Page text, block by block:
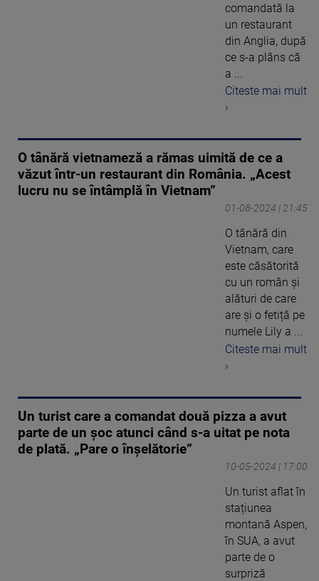
comandată la
un restaurant
din Anglia, după
ce s-a plâns că
a ...
Citeste mai mult
›
O tânără vietnameză a rămas uimită de ce a
văzut într-un restaurant din România. „Acest
lucru nu se întâmplă în Vietnam”
01-08-2024 | 21:45
O tânără din
Vietnam, care
este căsătorită
cu un român și
alături de care
are și o fetiță pe
numele Lily a ...
Citeste mai mult
›
Un turist care a comandat două pizza a avut
parte de un șoc atunci când s-a uitat pe nota
de plată. „Pare o înșelătorie”
10-05-2024 | 17:00
Un turist aflat în
stațiunea
montană Aspen,
în SUA, a avut
parte de o
surpriză